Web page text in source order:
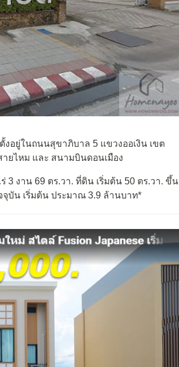
งอยู่ในถนนสุขาภิบาล 5 แขวงออเงิน เขต
ายไหม และ สนามบินดอนเมือง
3 งาน 69 ตร.วา. ที่ดิน เริ่มต้น 50 ตร.วา. ขึ้น
บัน เริ่มต้น ประมาณ 3.9 ล้านบาท*